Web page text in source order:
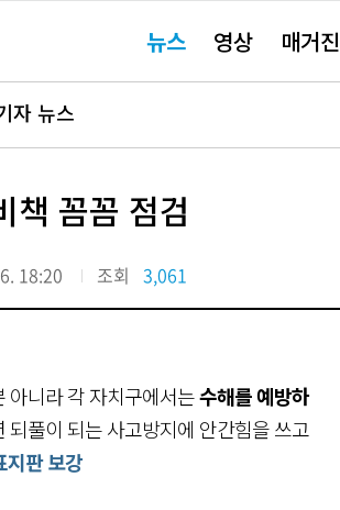
요뉴스 영상 매거진
자 뉴스
책 꼼꼼 점검
18:20 조회 3,061
아니라 각 자치구에서는수해를 예방하
되풀이 되는 사고방지에 안간힘을 쓰고
판 보강